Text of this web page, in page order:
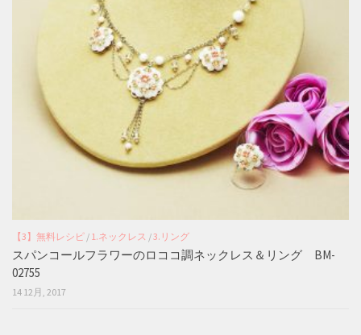
【3】無料レシピ / 1.ネックレス /3.リング
スパンコールフラワーのロココ調ネックレス＆リング BM-
02755
14 12月, 2017